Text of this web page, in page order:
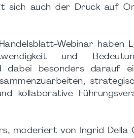
sich auch der Druck auf
Webinar haben
und
dabei besonders darauf
kollaborative
moderiert von Ingrid Della